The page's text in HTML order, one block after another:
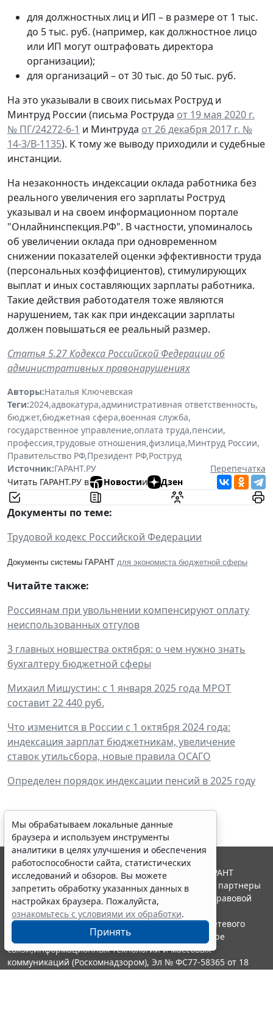
для должностных лиц и ИП – в размере от 1 тыс.
до 5 тыс. руб. (например, как должностное лицо
или ИП могут оштрафовать директора
организации);
для организаций – от 30 тыс. до 50 тыс. руб.
На это указывали в своих письмах Роструд и
Минтруд России (письма Роструда от 19 мая 2020 г.
№ ПГ/24272-6-1 и Минтруда от 26 декабря 2017 г. №
14-3/В-1135). К тому же выводу приходили и судебные
инстанции.
На незаконность индексации оклада работника без
реального увеличения его зарплаты Роструд
указывал и на своем информационном портале
"Онлайнинспекция.РФ". В частности, упоминалось
об увеличении оклада при одновременном
снижении показателей оценки эффективности труда
(персональных коэффициентов), стимулирующих
выплат и иных составляющих зарплаты работника.
Такие действия работодателя тоже являются
нарушением, так как при индексации зарплаты
должен повышаться ее реальный размер.
Статья 5.27 Кодекса Российской Федерации об
административных правонарушениях
Авторы:Наталья Ключевская
Теги:2024,адвокатура,административная ответственность,
бюджет,бюджетная сфера,военная служба,
государственное управление,оплата труда,пенсии,
профессия,трудовые отношения,физлица,Минтруд России,
Правительство РФ,Президент РФ,Роструд
Источник:ГАРАНТ.РУ
Перепечатка
Читать ГАРАНТ.РУ в
Новостии Дзен
Документы по теме:
Трудовой кодекс Российской Федерации
Документы системы ГАРАНТ для экономиста бюджетной сферы
Читайте также:
Россиянам при увольнении компенсируют оплату
неиспользованных отгулов
3 главных новшества октября: о чем нужно знать
бухгалтеру бюджетной сферы
Михаил Мишустин: с 1 января 2025 года МРОТ
составит 22 440 руб.
Что изменится в России с 1 октября 2024 года:
индексация зарплат бюджетникам, увеличение
ставок утильсбора, новые правила ОСАГО
Определен порядок индексации пенсий в 2025 году
Мы обрабатываем локальные данные
браузера и используем инструменты
аналитики в целях улучшения и обеспечения
работоспособности сайта, статистических
исследований и обзоров. Вы можете
запретить обработку указанных данных в
настройках браузера. Пожалуйста,
ознакомьтесь с условиями их обработки.
Принять
© ООО "НПП "ГАРАНТ-СЕРВИС", 2026. Система ГАРАНТ
выпускается с 1990 года. Компания "Гарант" и ее партнеры
являются участниками Российской ассоциации правовой
информации ГАРАНТ.
Портал ГАРАНТ.РУ зарегистрирован в качестве сетевого
издания Федеральной службой по надзору в сфере
связи,информационных технологий и массовых
коммуникаций (Роскомнадзором), Эл № ФС77-58365 от 18